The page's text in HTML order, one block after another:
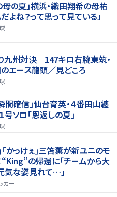
母の夏」横浜・織田翔希の母祐
よね？って思って見ている」
り九州対決 147キロ右腕東筑・
エース龍頭／見どころ
間確信」仙台育英・４番田山纏
ソロ「恩返しの夏」
｢かっけぇ｣三笘薫が新ユニのモ
“King”の帰還に｢チームから大
気な姿見れて…｣
カー